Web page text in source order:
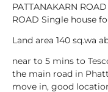
PATTANAKARN
ROAD Single house
Land area 140 sq.wa
near to 5 mins to
the main road in
move in, good